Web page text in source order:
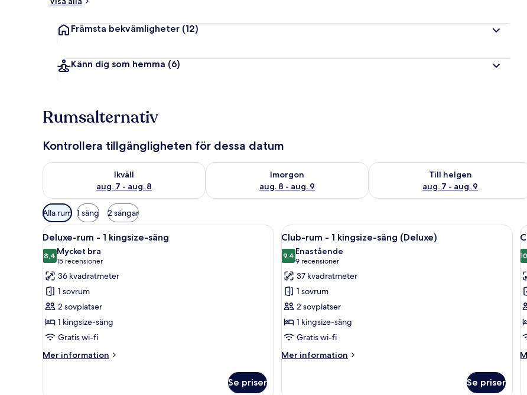
Främsta bekvämligheter (12)
Känn dig som hemma (6)
Rumsalternativ
Kontrollera tillgängligheten för dessa datum
Ikväll
aug. 7 - aug. 8
Kontrollera tillgängligheten för ikväll aug. 7 - aug. 8
Imorgon
aug. 8 - aug. 9
Kontrollera tillgängligheten för imorgon aug. 8 - aug. 9
Till helgen
aug. 7 - aug. 9
Kontrollera tillgängligheten för den
Tillgängliga
filter
för
rum
Alla rum 1 säng 2 sängar
Öppna
alla
foton
för
Deluxe-
rum
-
1
kingsize-
säng
Ett hotellrum med två sängar, ett skrivbord, en tv och utsikt över staden.
4
Deluxe-rum - 1 kingsize-säng
8,48,4 av 10
Mycket bra
15 recensioner
(15 recensioner)
36 kvadratmeter
1 sovrum
2 sovplatser
1 kingsize-säng
Gratis wi-fi
Mer information
Mer
Se priser
Öppna
alla
foton
för
Club-
rum
-
1
kingsize-
säng
Ett hotellrum med en stor säng, två
7
Club-rum - 1 kingsize-säng (Deluxe)
9,49,4 av 10
Enastående
9 recensioner
(9 recensioner)
37 kvadratmeter
1 sovrum
2 sovplatser
1 kingsize-säng
Gratis wi-fi
Mer information
Mer
Se priser